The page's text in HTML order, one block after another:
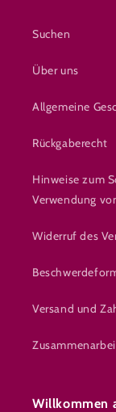
Suchen
Über uns
Allgemeine
Rückgaberecht
Hinweise zum
Verwendung
Widerruf des
Versand und
Willkommen